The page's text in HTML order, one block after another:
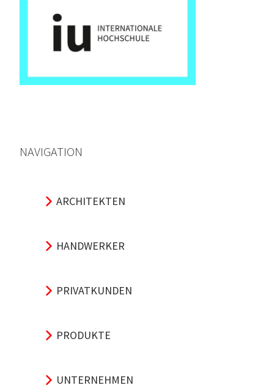
NAVIGATION
ARCHITEKTEN
HANDWERKER
PRIVATKUNDEN
PRODUKTE
UNTERNEHMEN